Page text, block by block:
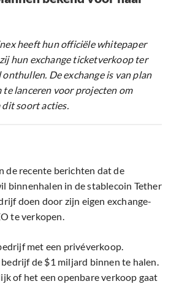
heeft hun officiële whitepaper
hun exchange ticketverkoop ter
De exchange is van plan
lanceren voor projecten om
soort acties.
de recente berichten dat de
binnenhalen in de stablecoin Tether
doen door zijn eigen exchange-
te verkopen.
met een privéverkoop.
de $1 miljard binnen te halen.
of het een openbare verkoop gaat